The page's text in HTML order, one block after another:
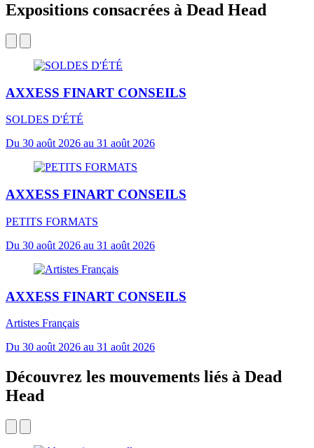
Expositions consacrées à Dead Head
AXXESS FINART CONSEILS
SOLDES D'ÉTÉ
Du 30 août 2026 au 31 août 2026
AXXESS FINART CONSEILS
PETITS FORMATS
Du 30 août 2026 au 31 août 2026
AXXESS FINART CONSEILS
Artistes Français
Du 30 août 2026 au 31 août 2026
Découvrez les mouvements liés à Dead
Head